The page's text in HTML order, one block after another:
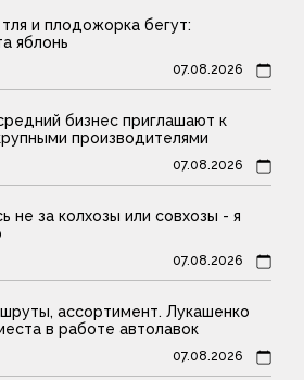
и плодожорка бегут:
яблонь
07.08.2026
бизнес приглашают к
производителями
07.08.2026
не за колхозы или совхозы - я
07.08.2026
ассортимент. Лукашенко
в работе автолавок
07.08.2026